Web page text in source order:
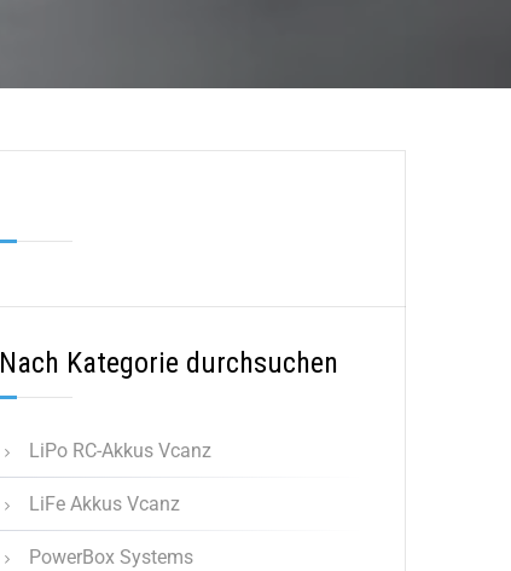
Nach Kategorie durchsuchen
LiPo RC-Akkus Vcanz
LiFe Akkus Vcanz
PowerBox Systems